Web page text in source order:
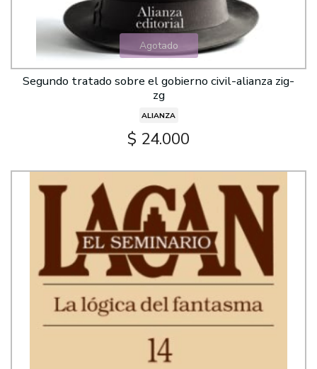
Agotado
Segundo tratado sobre el gobierno civil-alianza zig-
zg
ALIANZA
$ 24.000